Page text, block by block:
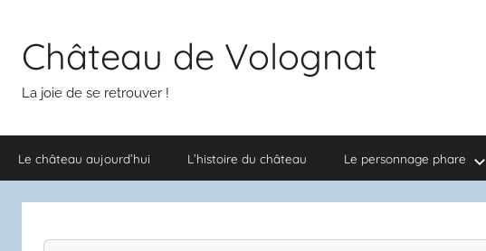
contenuChâteau de Volognat
La joie de se retrouver !
Le château aujourd’hui L’histoire du château Le personnage phare